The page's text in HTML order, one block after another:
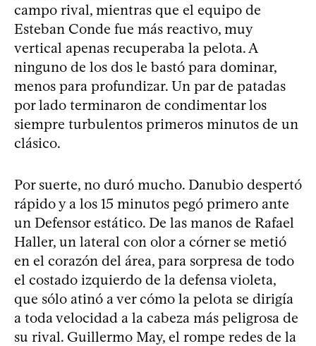
campo rival, mientras que el equipo de
Esteban Conde fue más reactivo, muy
vertical apenas recuperaba la pelota. A
ninguno de los dos le bastó para dominar,
menos para profundizar. Un par de patadas
por lado terminaron de condimentar los
siempre turbulentos primeros minutos de un
clásico.
Por suerte, no duró mucho. Danubio despertó
rápido y a los 15 minutos pegó primero ante
un Defensor estático. De las manos de Rafael
Haller, un lateral con olor a córner se metió
en el corazón del área, para sorpresa de todo
el costado izquierdo de la defensa violeta,
que sólo atinó a ver cómo la pelota se dirigía
a toda velocidad a la cabeza más peligrosa de
su rival. Guillermo May, el rompe redes de la